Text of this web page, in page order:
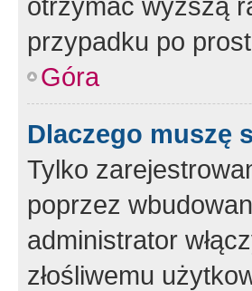
przypadku po
Góra
Dlaczego muszę
Tylko
poprzez
administrator
złośliwemu